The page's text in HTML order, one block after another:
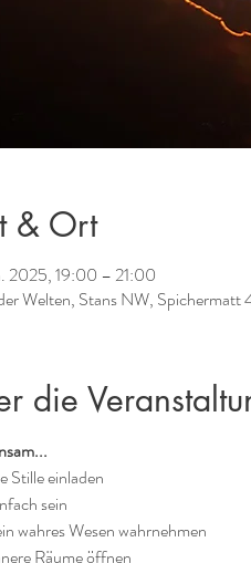
& Ort
2025, 19:00 – 21:00
Welten, Stans NW, Spichermatt
die
Stille einladen
sein
wahres Wesen wahrnehmen
Räume öffnen